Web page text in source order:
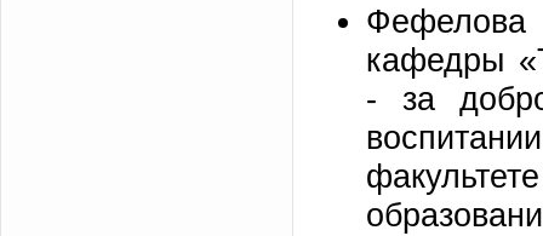
Фефелова
кафедры
- за